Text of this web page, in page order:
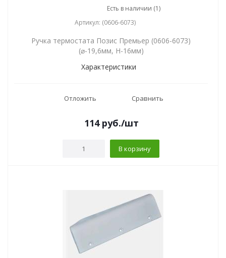
Есть в наличии (1)
Артикул: (0606-6073)
Ручка термостата Позис Премьер (0606-6073)
(⌀-19,6мм, Н-16мм)
Характеристики
Отложить Сравнить
114руб./шт
В корзину